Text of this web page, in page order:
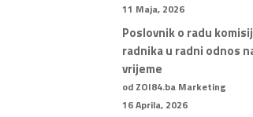
11 Maja, 2026
Poslovnik o radu
radnika u radni odnos
vrijeme
od ZOI84.ba Marketing
16 Aprila, 2026